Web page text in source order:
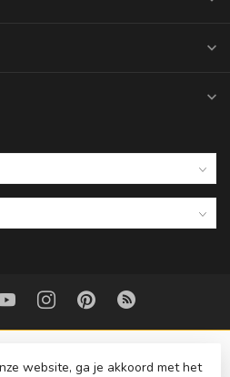
website, ga je akkoord met het